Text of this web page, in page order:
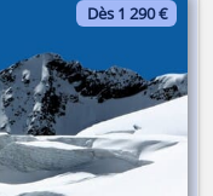
Dès 1 290 €